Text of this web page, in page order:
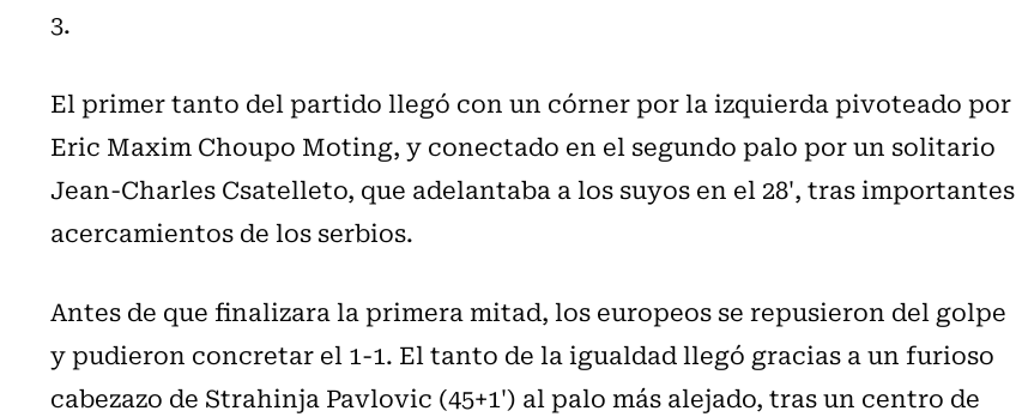
3.
El primer tanto del partido llegó con un córner por la izquierda pivoteado por
Eric Maxim Choupo Moting, y conectado en el segundo palo por un solitario
Jean-Charles Csatelleto, que adelantaba a los suyos en el 28', tras importantes
acercamientos de los serbios.
Antes de que finalizara la primera mitad, los europeos se repusieron del golpe
y pudieron concretar el 1-1. El tanto de la igualdad llegó gracias a un furioso
cabezazo de Strahinja Pavlovic (45+1') al palo más alejado, tras un centro de